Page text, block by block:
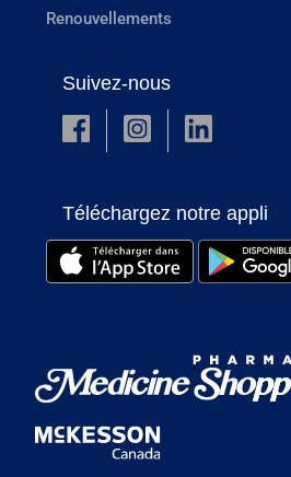
Renouvellements
Suivez-nous
Téléchargez notre appli